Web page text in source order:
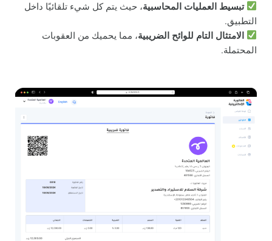
تبسيط العمليات المحاسبية، حيث يتم كل شيء تلقائيًا داخل
التطبيق.
الامتثال التام للوائح الضريبية، مما يحميك من العقوبات
المحتملة.